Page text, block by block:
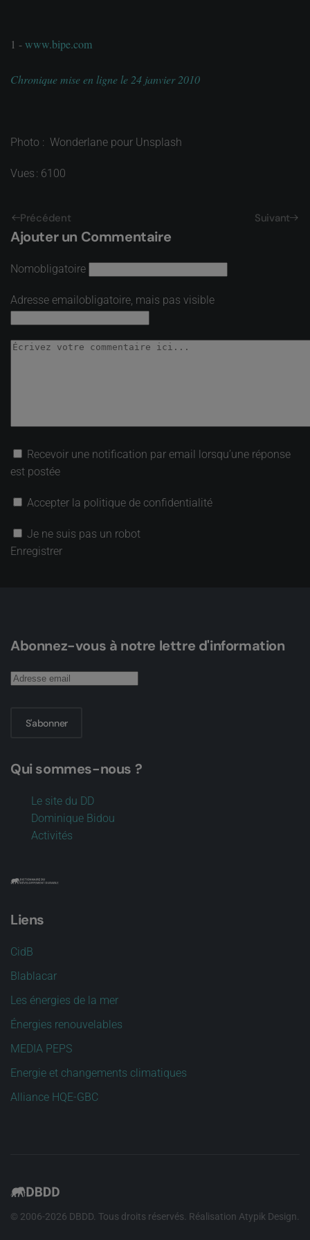
1 -www.bipe.com
Chronique mise en ligne le 24 janvier 2010
Photo : Wonderlane pour Unsplash
Vues : 6100
Précédent Suivant
Ajouter un Commentaire
Nomobligatoire
Adresse emailobligatoire, mais pas visible
Recevoir une notification par email lorsqu’une réponse
est postée
Accepter la politique de confidentialité
Je ne suis pas un robot
Enregistrer
Abonnez-vous à notre lettre d'information
S'abonner
Qui sommes-nous ?
Le site du DD
Dominique Bidou
Activités
Liens
CidB
Blablacar
Les énergies de la mer
Énergies renouvelables
MEDIA PEPS
Energie et changements climatiques
Alliance HQE-GBC
© 2006-2026 DBDD. Tous droits réservés. Réalisation Atypik Design